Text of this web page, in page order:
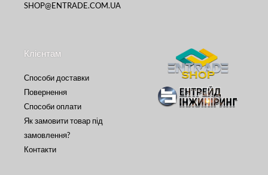
SHOP@ENTRADE.COM.UA
Клієнтам
Способи доставки
Повернення
Способи оплати
Як замовити товар під
замовлення?
Контакти